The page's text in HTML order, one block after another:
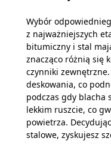
Wybór
z najważniejszych
bitumiczny i stal
znacząco różnią się
czynniki
deskowania, co
podczas gdy blacha
lekkim ruszcie, co
powietrza.
stalowe, zyskujesz